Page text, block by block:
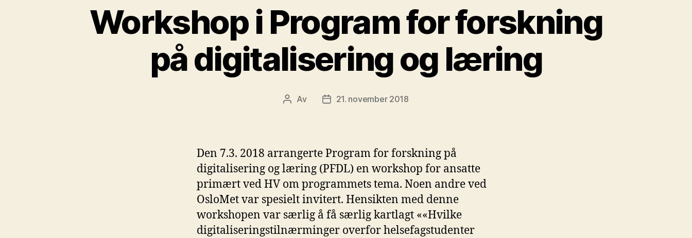
Workshop i Program for forskning
på digitalisering og læring
Innleggsforfatter
Av Publiseringsdato
21. november 2018
Den 7.3. 2018 arrangerte Program for forskning på
digitalisering og læring (PFDL) en workshop for ansatte
primært ved HV om programmets tema. Noen andre ved
OsloMet var spesielt invitert. Hensikten med denne
workshopen var særlig å få særlig kartlagt ««Hvilke
digitaliseringstilnærminger overfor helsefagstudenter